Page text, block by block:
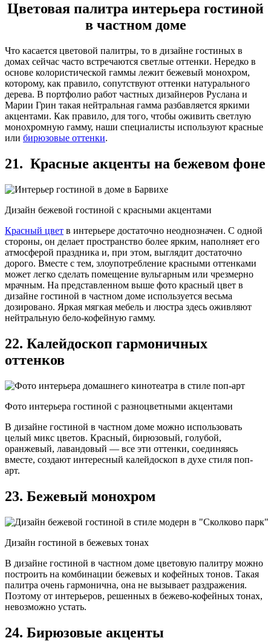
Цветовая палитра интерьера гостиной
в частном доме
Что касается цветовой палитры, то в дизайне гостиных в
домах сейчас часто встречаются светлые оттенки. Нередко в
основе колористической гаммы лежит бежевый монохром,
которому, как правило, сопутствуют оттенки натурального
дерева. В портфолио работ частных дизайнеров Руслана и
Марии Грин такая нейтральная гамма разбавляется яркими
акцентами. Как правило, для того, чтобы оживить светлую
монохромную гамму, наши специалисты используют красные
или бирюзовые оттенки.
21. Красные акценты на бежевом фоне
Дизайн бежевой гостиной с красными акцентами
Красный цвет в интерьере достаточно неоднозначен. С одной
стороны, он делает пространство более ярким, наполняет его
атмосферой праздника и, при этом, выглядит достаточно
дорого. Вместе с тем, злоупотребление красными оттенками
может легко сделать помещение вульгарным или чрезмерно
мрачным. На представленном выше фото красный цвет в
дизайне гостиной в частном доме используется весьма
дозировано. Яркая мягкая мебель и люстра здесь оживляют
нейтральную бело-кофейную гамму.
22. Калейдоскоп гармоничных
оттенков
Фото интерьера гостиной с разноцветными акцентами
В дизайне гостиной в частном доме можно использовать
целый микс цветов. Красный, бирюзовый, голубой,
оранжевый, лавандовый — все эти оттенки, соединяясь
вместе, создают интересный калейдоскоп в духе стиля поп-
арт.
23. Бежевый монохром
Дизайн гостиной в бежевых тонах
В дизайне гостиной в частном доме цветовую палитру можно
построить на комбинации бежевых и кофейных тонов. Такая
палитра очень гармонична, она не вызывает раздражения.
Поэтому от интерьеров, решенных в бежево-кофейных тонах,
невозможно устать.
24. Бирюзовые акценты